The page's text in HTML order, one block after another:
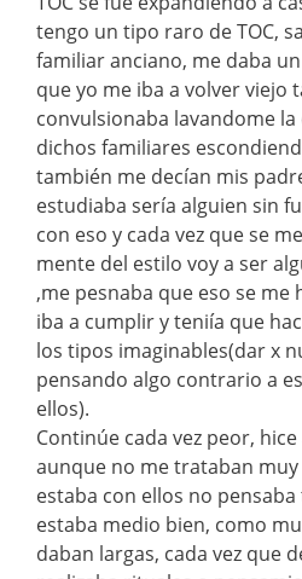
tengo un tipo raro de TOC,
familiar anciano, me daba
que yo me iba a volver viejo
convulsionaba lavandome
dichos familiares
también me decían mis
estudiaba sería alguien sin
con eso y cada vez que se
mente del estilo voy a ser
,me pesnaba que eso se me
iba a cumplir y teniía que
los tipos imaginables(dar x
pensando algo contrario a
ellos).
Continúe cada vez peor,
aunque no me trataban
estaba con ellos no
estaba medio bien, como
daban largas, cada vez que